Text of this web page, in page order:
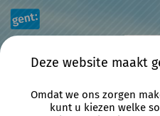
Naar hoofdinhoud
Deze website maakt
Omdat we ons zorgen
kunt u kiezen welke